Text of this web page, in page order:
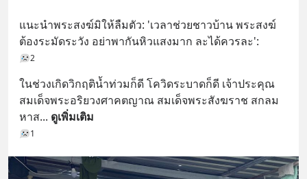
แนะนำพระสงฆ์มิให้ลืมตัว: 'เวลาช่วยชาวบ้าน พระสงฆ์
ต้องระมัดระวัง อย่าพากันหิวแสงมาก ละได้ควรละ':
2
ในช่วงเกิดวิกฤติน้ำท่วมก็ดี โควิดระบาดก็ดี เจ้าประคุณ
สมเด็จพระอริยวงศาคตญาณ สมเด็จพระสังฆราช สกลม
หาส... ดูเพิ่มเติม
1